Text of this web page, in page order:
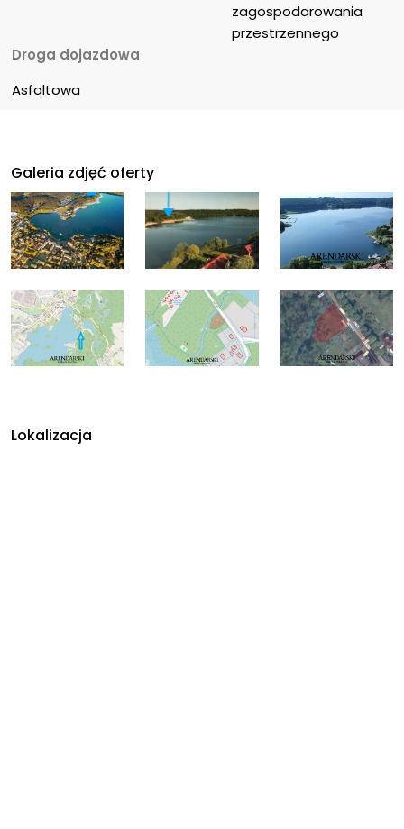
zagospodarowania
przestrzennego
Droga dojazdowa
Asfaltowa
Galeria zdjęć oferty
Lokalizacja